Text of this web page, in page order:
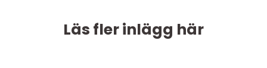
Läs fler inlägg här